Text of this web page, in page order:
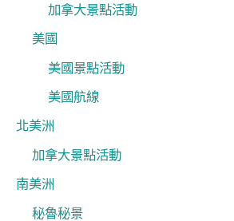
加拿大景點活動
美國
美國景點活動
美國航線
北美洲
加拿大景點活動
南美洲
秘魯秘景